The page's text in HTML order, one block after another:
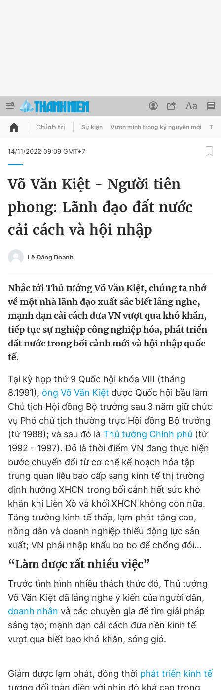
QUẢNG CÁO ĐẶT BÁO
Chuyên mục khác
Tin 24h
Video Magazine
Sản phẩm khác
Tiện ích
Thông tin tòa soạn Liên hệ quảng cáo
Đọc Thanh Niên trên điện thoại
Theo dõi báo trên
Hotline
0906 645 777
Liên hệ quảng cáo
0908 780 404
Đặt báo Quảng cáo RSS Tòa soạn Chính sách bảo
Tổng biên tập: Nguyễn Ngọc Toàn
Phó tổng biên tập thường trực: Hải Thành
Phó tổng biên tập: Lâm Hiếu Dũng
Phó tổng biên tập: Trần Việt Hưng
Tổng thư ký tòa soạn: Đức Trung
© 2003-2026 Bản quyền thuộc về Báo Thanh Niên. Cấm sao
chép dưới mọi hình thức nếu không có sự chấp thuận bằng văn
bản. Phát triển bởi ePi Technologies, JSC.
Đổi mật khẩu
Tin đã lưu
Tin đã xem
Đăng xuất
Chính trị Sự kiện Vươn mình trong kỷ nguyên mới
14/11/2022 09:09 GMT+7
Võ Văn Kiệt - Người tiên
phong: Lãnh đạo đất nước
cải cách và hội nhập
Lê Đăng Doanh
Nhắc tới Thủ tướng Võ Văn Kiệt, chúng ta nhớ
về một nhà lãnh đạo xuất sắc biết lắng nghe,
mạnh dạn cải cách đưa VN vượt qua khó khăn,
tiếp tục sự nghiệp công nghiệp hóa, phát triển
đất nước trong bối cảnh mới và hội nhập quốc
tế.
Tại kỳ họp thứ 9 Quốc hội khóa VIII (tháng
8.1991), ông Võ Văn Kiệt được Quốc hội bầu làm
Chủ tịch Hội đồng Bộ trưởng sau 3 năm giữ chức
vụ Phó chủ tịch thường trực Hội đồng Bộ trưởng
(từ 1988); và sau đó là Thủ tướng Chính phủ (từ
1992 - 1997). Đó là thời điểm VN đang thực hiện
bước chuyển đổi từ cơ chế kế hoạch hóa tập
trung quan liêu bao cấp sang kinh tế thị trường
định hướng XHCN trong bối cảnh hết sức khó
khăn khi Liên Xô và khối XHCN không còn nữa.
Tăng trưởng kinh tế thấp, lạm phát tăng cao,
nông dân và doanh nghiệp thiếu động lực sản
xuất; VN phải nhập khẩu bo bo để chống đói…
“Làm được rất nhiều việc”
Trước tình hình nhiều thách thức đó, Thủ tướng
Võ Văn Kiệt đã lắng nghe ý kiến của người dân,
doanh nhân và các chuyên gia để tìm giải pháp
sáng tạo; mạnh dạn cải cách đưa nền kinh tế
vượt qua biết bao khó khăn, sóng gió.
Giảm được lạm phát, đồng thời phát triển kinh tế
tương đối toàn diện với nhịp độ khá cao trong